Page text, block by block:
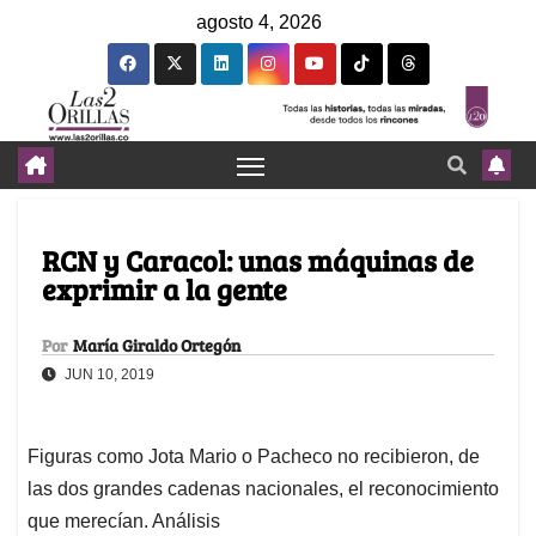
agosto 4, 2026
RCN y Caracol: unas máquinas de
exprimir a la gente
Por María Giraldo Ortegón
JUN 10, 2019
Figuras como Jota Mario o Pacheco no recibieron, de
las dos grandes cadenas nacionales, el reconocimiento
que merecían. Análisis